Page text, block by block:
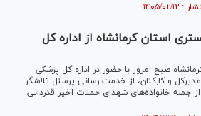
استان کرمانشاه از اداره کل
صبح امروز با حضور در اداره کل پزشکی
و کارکنان، از خدمت رسانی پرسنل تلاشگر
جمله خانواده‌های شهدای حملات اخیر قدردانی